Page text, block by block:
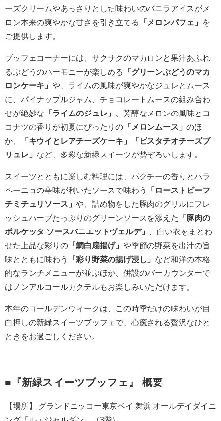
ーズクリームやあっさりとした味わいのバニラアイスがメ
ロン本来の爽やかな甘さを引き立てる
「メロンパフェ」
を
ご提供します。
ブッフェコーナーには、サクサクのマカロンと果汁あふれ
るぶどうのハーモニーが楽しめる
「グリーンぶどうのマカ
ロンケーキ」 や、ライムの風味が爽やかなジュレとムース
に、パイナップルジャム、チョコレートムースの組み合わ
せが絶妙な 「ライムのジュレ」
、芳醇なメロンの風味とコ
コナツの香りが初夏にぴったりの 「メロンムース」 のほ
か、
「キウイとレアチーズケーキ」「ピスタチオチーズブ
リュレ」 など、多彩な新緑スイーツが勢ぞろいします。
スイーツとともに楽しむ料理には、パクチーの香りとハラ
ペーニョの辛味が利いたソースで味わう
「ローストビーフ
チミチュリソース」 や、詰め物をした豚肉のグリルにフレ
ッシュハーブたっぷりのグリーンソースを添えた
「豚肉の
ポルケッタ ソースバニエットヴェルデ」
、白い衣をまとわ
せた上品な彩りの 「鯛白扇揚げ」 や季節の野菜を出汁の旨
味とともに味わう
「彩り野菜の揚げ浸し」 など和洋の本格
的なランチメニューが並ぶほか、併設のバーカウンターで
はノンアルコールカクテルもお楽しみいただけます。
本年のゴールデンウィークは、この時季だけの味わいが目
白押しの新緑スイーツブッフェで、心癒される贅沢なひと
ときをお過ごしください。
■『新緑スイーツブッフェ』 概要
【場所】 グランドニッコー東京ベイ 舞浜 オールデイダイニ